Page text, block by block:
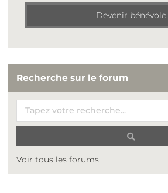
Devenir bénévole
Recherche sur le forum
Voir tous les forums